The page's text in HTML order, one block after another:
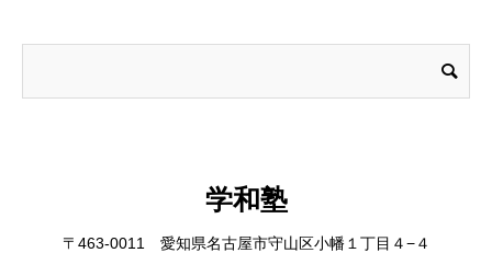
学和塾
〒463-0011 愛知県名古屋市守山区小幡１丁目４−４